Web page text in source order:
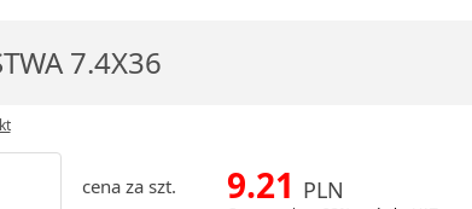
7.4X36
cena za szt. 9.21 PLN